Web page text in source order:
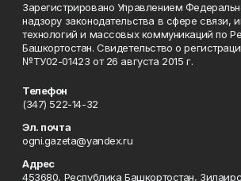
Зарегистрировано Управлением
надзору законодательства в сфере связи,
технологий и массовых коммуникаций по
Башкортостан. Свидетельство о
№ТУ02-01423 от 26 августа 2015 г.
Телефон
(347) 522-14-32
Эл. почта
ogni.gazeta@yandex.ru
Адрес
453680, Республика Башкортостан,